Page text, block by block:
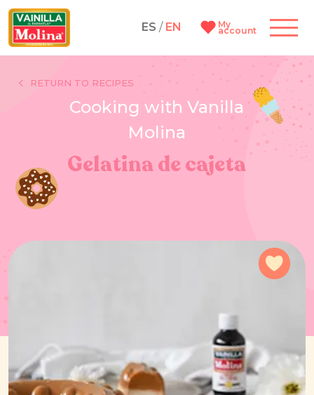
ES / EN My
account
RETURN TO RECIPES
Cooking with Vanilla
Molina
Gelatina de cajeta